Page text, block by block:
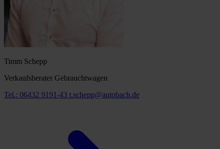
Timm Schepp
Verkaufsberater Gebrauchtwagen
Tel.: 06432 9191-43 t.schepp@autobach.de